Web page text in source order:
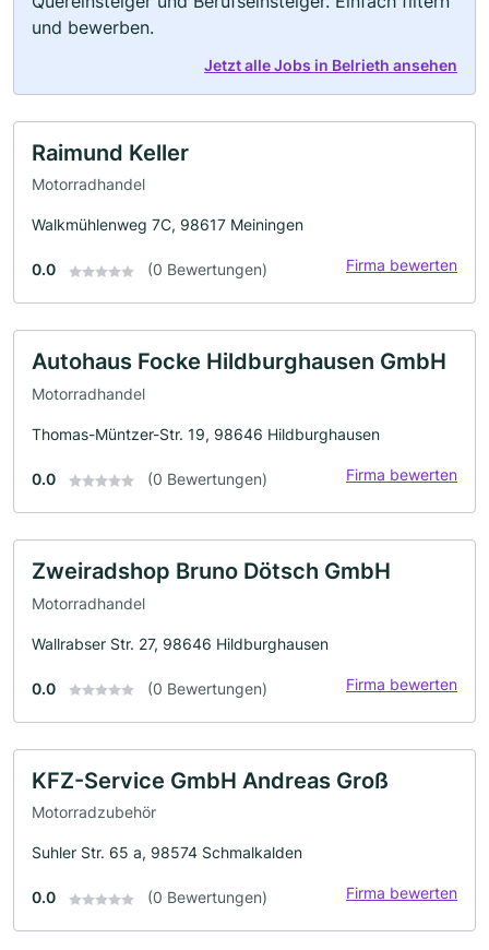
und bewerben.
Jetzt alle Jobs in Belrieth ansehen
Raimund Keller
Motorradhandel
Walkmühlenweg 7C, 98617 Meiningen
0.0 (0 Bewertungen) Firma bewerten
Autohaus Focke Hildburghausen GmbH
Motorradhandel
Thomas-Müntzer-Str. 19, 98646 Hildburghausen
0.0 (0 Bewertungen) Firma bewerten
Zweiradshop Bruno Dötsch GmbH
Motorradhandel
Wallrabser Str. 27, 98646 Hildburghausen
0.0 (0 Bewertungen) Firma bewerten
KFZ-Service GmbH Andreas Groß
Motorradzubehör
Suhler Str. 65 a, 98574 Schmalkalden
0.0 (0 Bewertungen) Firma bewerten